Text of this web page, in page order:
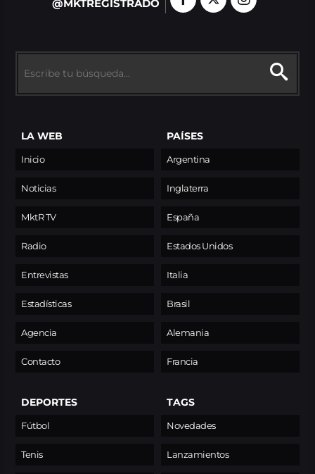
@MKTREGISTRADO
LA WEB
Inicio
Noticias
MktR TV
Radio
Entrevistas
Estadísticas
Agencia
Contacto
PAÍSES
Argentina
Inglaterra
España
Estados Unidos
Italia
Brasil
Alemania
Francia
DEPORTES
Fútbol
Tenis
TAGS
Novedades
Lanzamientos